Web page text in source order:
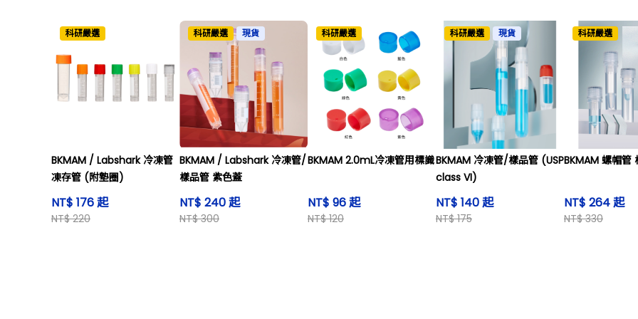
科研嚴選
BKMAM / Labshark 冷凍管
凍存管 (附墊圈)
NT$ 176 起
NT$ 220
科研嚴選 現貨
BKMAM / Labshark 冷凍管/
樣品管 紫色蓋
NT$ 240 起
NT$ 300
科研嚴選
BKMAM 2.0mL冷凍管用標識
NT$ 96 起
NT$ 120
科研嚴選 現貨
BKMAM 冷凍管/樣品管 (USP
class VI)
NT$ 140 起
NT$ 175
科研嚴選
BKMAM 螺帽管
NT$ 264 起
NT$ 330